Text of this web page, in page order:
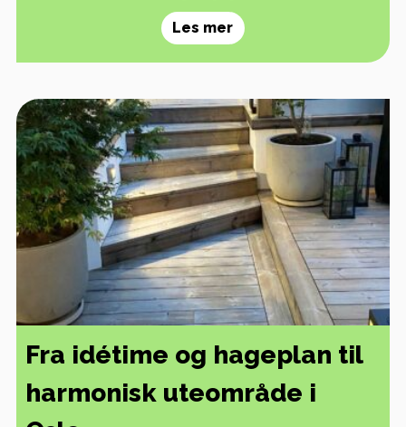
Les mer
Fra idétime og hageplan til
harmonisk uteområde i